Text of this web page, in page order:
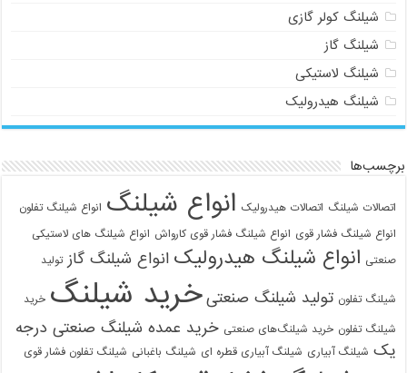
شیلنگ کولر گازی
شیلنگ گاز
شیلنگ لاستیکی
شیلنگ هیدرولیک
برچسب‌ها
اتصالات شیلنگ اتصالات هیدرولیک انواع شیلنگ انواع شیلنگ تفلون
انواع شیلنگ فشار قوی انواع شیلنگ فشار قوی کارواش انواع شیلنگ های لاستیکی
صنعتی انواع شیلنگ هیدرولیک انواع شیلنگ گاز تولید
شیلنگ تفلون تولید شیلنگ صنعتی خرید شیلنگ خرید
شیلنگ تفلون خرید شیلنگ‌های صنعتی خرید عمده شیلنگ صنعتی درجه
یک شیلنگ آبیاری شیلنگ آبیاری قطره ای شیلنگ باغبانی شیلنگ تفلون فشار قوی